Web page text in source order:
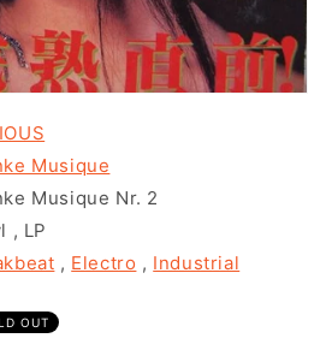
Musique
Musique Nr. 2
, LP
, Electro , Industrial
OUT